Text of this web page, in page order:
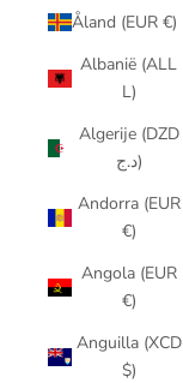
Åland (EUR €)
Albanië (ALL
L)
Algerije (DZD
د.ج)
Andorra (EUR
€)
Angola (EUR
€)
Anguilla (XCD
$)